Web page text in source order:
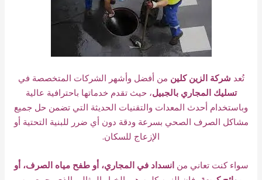
تُعد شركة الزين كلين من أفضل وأشهر الشركات المتخصصة في
تسليك المجاري بالجبيل، حيث تقدم خدماتها باحترافية عالية
وباستخدام أحدث المعدات والتقنيات الحديثة التي تضمن حل جميع
مشاكل الصرف الصحي بسرعة ودقة دون أي ضرر للبنية التحتية أو
الإزعاج للسكان.
سواء كنت تعاني منانسداد في المجاري، أو طفح مياه الصرف، أو